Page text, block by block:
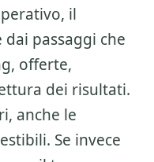
il
passaggi che
offerte,
dei risultati.
anche le
Se invece